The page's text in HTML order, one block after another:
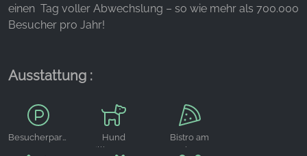
einen Tag voller Abwechslung – so wie mehr als 700.000
Besucher pro Jahr!
Ausstattung :
Hund
willkommen
Bistro am
Platz
Cookie Laufzeit:
3 Monate - 1 Jahr
STATISTIK
Statistik Cookies erfassen Informationen anonym.
Diese Informationen helfen uns zu verstehen, wie
unsere Besucher unsere Website nutzen.